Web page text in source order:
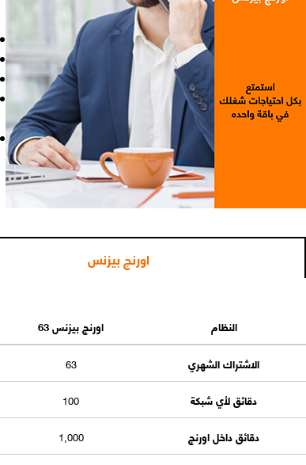
اورنچ بيزنس
النظام اورنچ بيزنس 63
الاشتراك الشهري
63
دقائق لأي شبكة
100
دقائق داخل اورنچ
1,000